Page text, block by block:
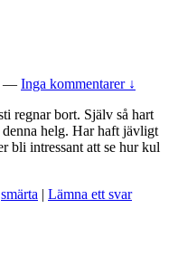
— Inga kommentarer ↓
regnar bort. Själv så hart
helg. Har haft jävligt
bli intressant att se hur kul
smärta | Lämna ett svar